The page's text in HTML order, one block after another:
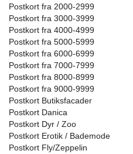
Postkort fra 2000-2999
Postkort fra 3000-3999
Postkort fra 4000-4999
Postkort fra 5000-5999
Postkort fra 6000-6999
Postkort fra 7000-7999
Postkort fra 8000-8999
Postkort fra 9000-9999
Postkort Butiksfacader
Postkort Danica
Postkort Dyr / Zoo
Postkort Erotik / Bademode
Postkort Fly/Zeppelin